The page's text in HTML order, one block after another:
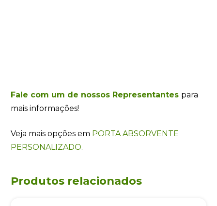
Fale com um de nossos Representantes para
mais informações!
Veja mais opções em PORTA ABSORVENTE
PERSONALIZADO.
Produtos relacionados